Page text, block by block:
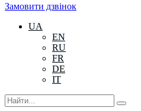
Замовити дзвінок
UA
EN
RU
FR
DE
IT